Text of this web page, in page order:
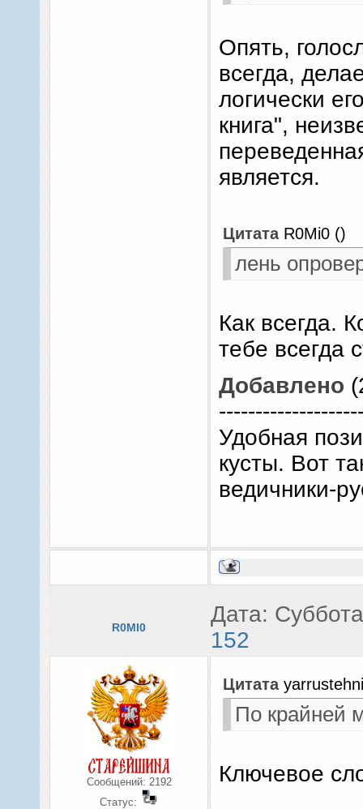
Опять,
всегда,
логически
книга",
является.
Цитата R0Mi0 ()
лень
Как всегда.
тебе всегда
Добавлено
Удобная
кусты. Вот
ведичники-
R0MI0
Дата:
152
Сообщений: 2192
Статус:
Цитата
По крайней
Ключевое